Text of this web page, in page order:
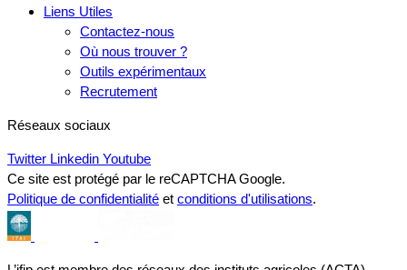
Liens Utiles
Contactez-nous
Où nous trouver ?
Outils expérimentaux
Recrutement
Réseaux sociaux
Twitter Linkedin Youtube
Ce site est protégé par le reCAPTCHA Google.
Politique de confidentialité et conditions d'utilisations.